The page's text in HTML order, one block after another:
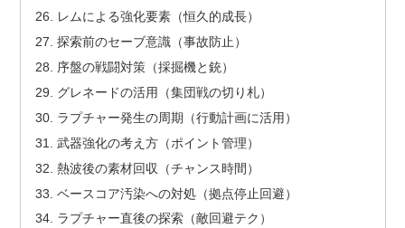
レムによる強化要素（恒久的成長）
探索前のセーブ意識（事故防止）
序盤の戦闘対策（採掘機と銃）
グレネードの活用（集団戦の切り札）
ラプチャー発生の周期（行動計画に活用）
武器強化の考え方（ポイント管理）
熱波後の素材回収（チャンス時間）
ベースコア汚染への対処（拠点停止回避）
ラプチャー直後の探索（敵回避テク）